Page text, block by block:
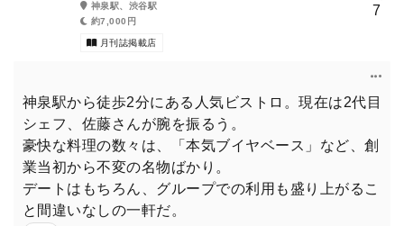
神泉駅、渋谷駅
約7,000円
月刊誌掲載店
7
神泉駅から徒歩2分にある人気ビストロ。現在は2代目
シェフ、佐藤さんが腕を振るう。
豪快な料理の数々は、「本気ブイヤベース」など、創
業当初から不変の名物ばかり。
デートはもちろん、グループでの利用も盛り上がるこ
と間違いなしの一軒だ。